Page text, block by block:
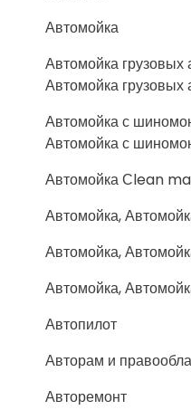
Автомойка
Автомойка грузовых
Автомойка грузовых
Автомойка с
Автомойка с
Автомойка Сlean
Автомойка,
Автомойка,
Автомойка,
Автопилот
Авторам и
Авторемонт